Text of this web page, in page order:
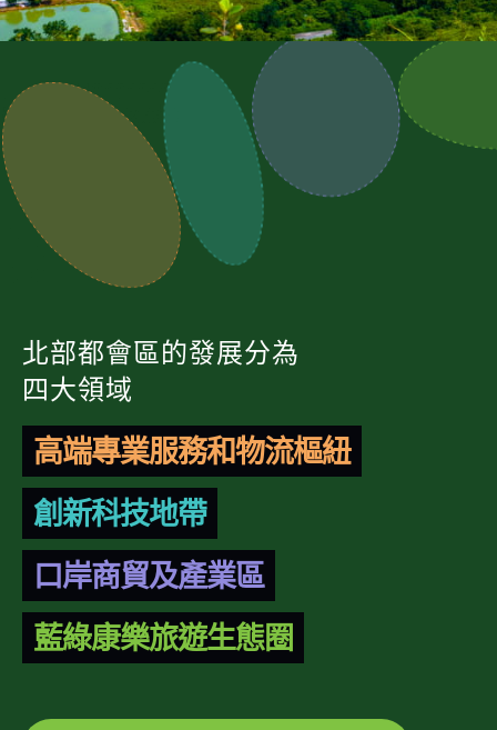
北部都會區的發展分為
四大領域
高端專業服務和物流樞紐
創新科技地帶
口岸商貿及產業區
藍綠康樂旅遊生態圈